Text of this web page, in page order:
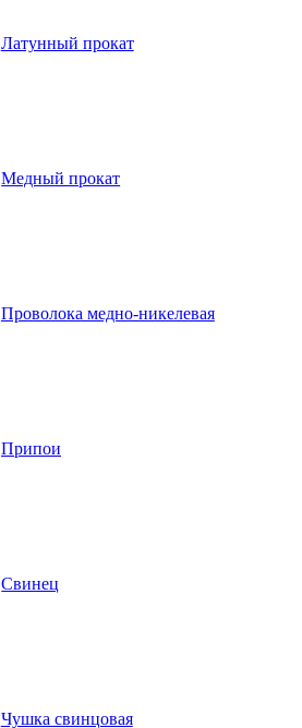
Латунный прокат
Медный прокат
Проволока медно-никелевая
Припои
Свинец
Чушка свинцовая